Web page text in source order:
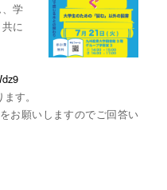
学
に
す。
お願いしますのでご回答い